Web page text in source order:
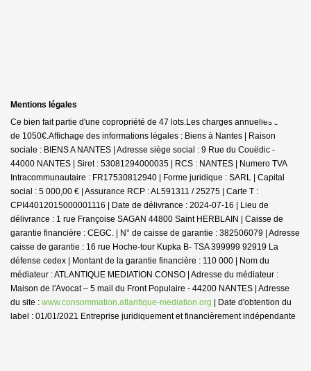
Mentions légales
Ce bien fait partie d'une copropriété de 47 lots.Les charges annuelles sont
de 1050€.Affichage des informations légales : Biens à Nantes | Raison
sociale : BIENS A NANTES | Adresse siège social : 9 Rue du Couëdic -
44000 NANTES | Siret : 53081294000035 | RCS : NANTES | Numero TVA
Intracommunautaire : FR17530812940 | Forme juridique : SARL | Capital
social : 5 000,00 € | Assurance RCP : AL591311 / 25275 | Carte T :
CPI44012015000001116 | Date de délivrance : 2024-07-16 | Lieu de
délivrance : 1 rue Françoise SAGAN 44800 Saint HERBLAIN | Caisse de
garantie financière : CEGC. | N° de caisse de garantie : 382506079 | Adresse
caisse de garantie : 16 rue Hoche-tour Kupka B- TSA 399999 92919 La
défense cedex | Montant de la garantie financière : 110 000 | Nom du
médiateur : ATLANTIQUE MEDIATION CONSO | Adresse du médiateur :
Maison de l'Avocat – 5 mail du Front Populaire - 44200 NANTES | Adresse
du site : www.consommation.atlantique-mediation.org | Date d'obtention du
label : 01/01/2021 Entreprise juridiquement et financièrement indépendante